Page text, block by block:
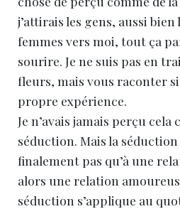
j’attirais les gens, aussi bien
femmes vers moi, tout ça
sourire. Je ne suis pas en
fleurs, mais vous raconter
propre expérience.
Je n’avais jamais perçu cela
séduction. Mais la séduction
finalement pas qu’à une
alors une relation
séduction s’applique au